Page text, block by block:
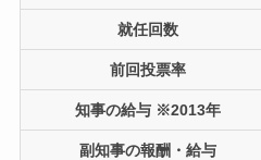
就任回数
前回投票率
知事の給与 ※2013年
副知事の報酬・給与